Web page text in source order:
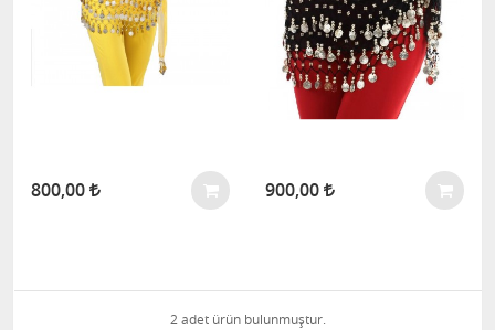
800,00 900,00
2 adet ürün bulunmuştur.